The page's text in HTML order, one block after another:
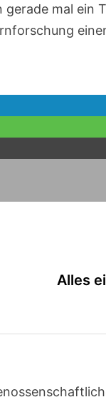
mal ein
Alles